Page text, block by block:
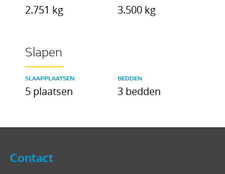
2.751 kg 3.500 kg
Slapen
SLAAPPLAATSEN
5 plaatsen
BEDDEN
3 bedden
Contact